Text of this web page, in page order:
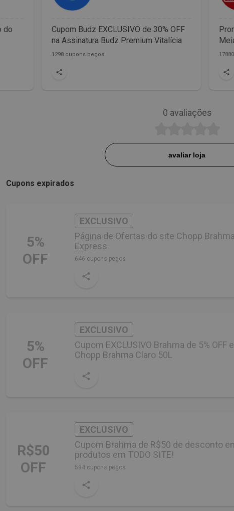
do
Cupom Budz EXCLUSIVO de 30% OFF
na Assinatura Budz Premium Vitalícia
1298 cupons pegos
0 avaliações
avaliar loja
Cupons expirados
5%
OFF
EXCLUSIVO
Página de Ofertas do site Chopp
Express
646 cupons pegos
5%
OFF
EXCLUSIVO
Cupom EXCLUSIVO Brahma de 5% OFF
Chopp Brahma Claro 50L
R$50
OFF
EXCLUSIVO
Cupom Brahma de R$50 de desconto
produtos em TODO SITE!
594 cupons pegos